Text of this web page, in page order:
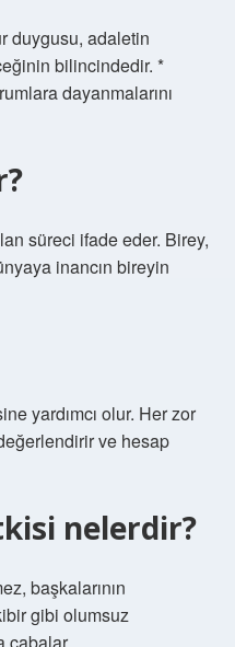
duygusu, adaletin
bilincindedir. *
dayanmalarını
süreci ifade eder. Birey,
inancın bireyin
yardımcı olur. Her zor
ve hesap
nelerdir?
başkalarının
gibi olumsuz